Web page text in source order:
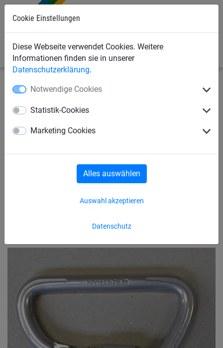
Cookie Einstellungen
Diese Webseite verwendet Cookies. Weitere
Informationen finden sie in unserer
Datenschutzerklärung.
Notwendige Cookies
Statistik-Cookies
Marketing Cookies
Datenschutz
Auswahl akzeptieren
Alles auswählen
Bauschutznetze
Personenauffangnetze
Alu-
Sicherheitskarabinerhaken